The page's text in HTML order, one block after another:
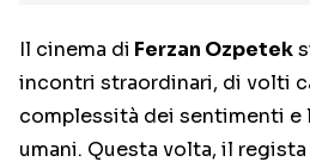
Il cinema di Ferzan Ozpetek
incontri straordinari, di volti
complessità dei sentimenti e
umani. Questa volta, il